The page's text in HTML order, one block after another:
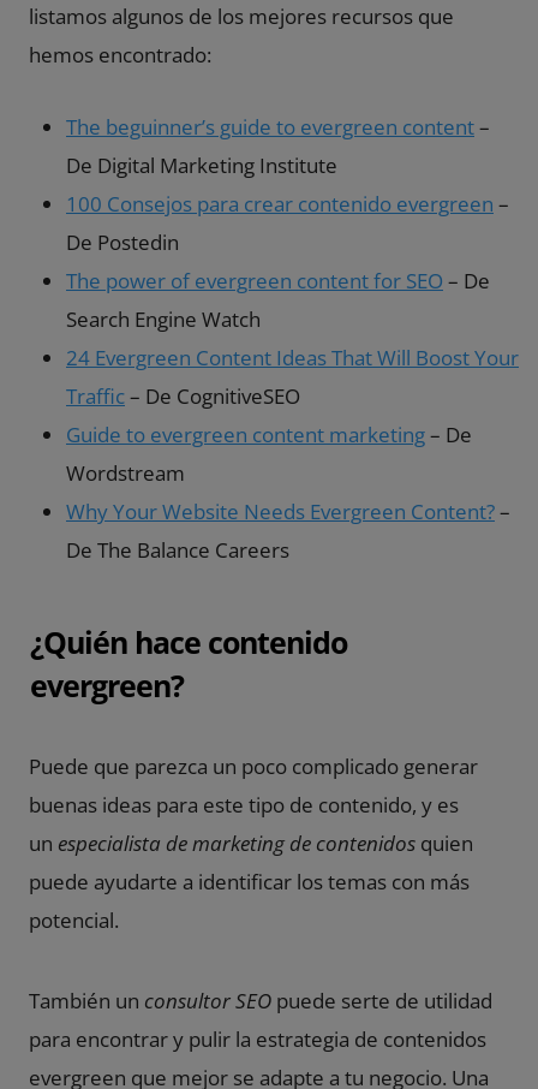
listamos algunos de los mejores recursos que
hemos encontrado:
The beguinner’s guide to evergreen content–
De Digital Marketing Institute
100 Consejos para crear contenido evergreen –
De Postedin
The power of evergreen content for SEO – De
Search Engine Watch
24 Evergreen Content Ideas That Will Boost Your
Traffic– De CognitiveSEO
Guide to evergreen content marketing– De
Wordstream
Why Your Website Needs Evergreen Content?–
De The Balance Careers
¿Quién hace contenido
evergreen?
Puede que parezca un poco complicado generar
buenas ideas para este tipo de contenido, y es
un especialista de marketing de contenidos quien
puede ayudarte a identificar los temas con más
potencial.
También un consultor SEO puede serte de utilidad
para encontrar y pulir la estrategia de contenidos
evergreen que mejor se adapte a tu negocio. Una